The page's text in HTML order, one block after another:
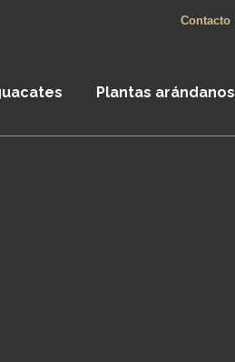
Contacto
Plantas arándanos